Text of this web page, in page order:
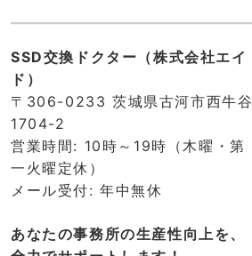
SSD交換ドクター（株式会社エイ
ド）
〒306-0233 茨城県古河市西牛谷
1704-2
営業時間: 10時～19時（木曜・第
一火曜定休）
メール受付: 年中無休
あなたの事務所の生産性向上を、